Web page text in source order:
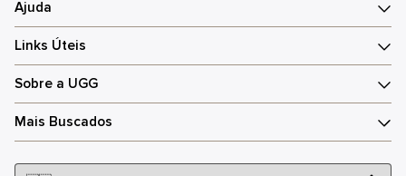
Ajuda
Links Úteis
Sobre a UGG
Mais Buscados